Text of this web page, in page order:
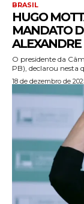
BRASIL
HUGO
MANDATO
O presidente da
PB), declarou nesta
18 de dezembro de